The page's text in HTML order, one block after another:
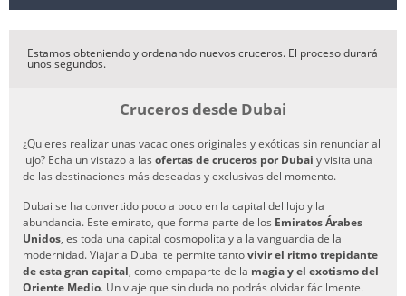
Estamos obteniendo y ordenando nuevos cruceros. El proceso durará
unos segundos.
Cruceros desde Dubai
¿Quieres realizar unas vacaciones originales y exóticas sin renunciar al
lujo? Echa un vistazo a las ofertas de cruceros por Dubai y visita una
de las destinaciones más deseadas y exclusivas del momento.
Dubai se ha convertido poco a poco en la capital del lujo y la
abundancia. Este emirato, que forma parte de los Emiratos Árabes
Unidos, es toda una capital cosmopolita y a la vanguardia de la
modernidad. Viajar a Dubai te permite tantovivir el ritmo trepidante
de esta gran capital, como empaparte de la magia y el exotismo del
Oriente Medio. Un viaje que sin duda no podrás olvidar fácilmente.